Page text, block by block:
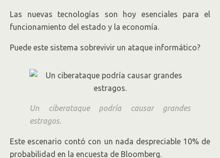
Las nuevas tecnologías son hoy esenciales para el
funcionamiento del estado y la economía.
Puede este sistema sobrevivir un ataque informático?
Un ciberataque podría causar grandes
estragos.
Este escenario contó con un nada despreciable 10% de
probabilidad en la encuesta de Bloomberg.